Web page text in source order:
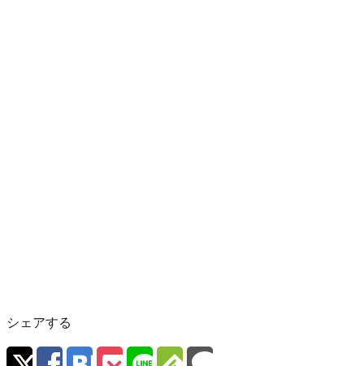
シェアする